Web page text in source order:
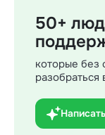
50+
которые без
разобраться